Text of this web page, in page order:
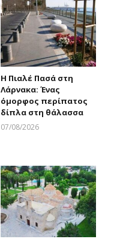
Η Πιαλέ Πασά στη
Λάρνακα: Ένας
όμορφος περίπατος
δίπλα στη θάλασσα
07/08/2026